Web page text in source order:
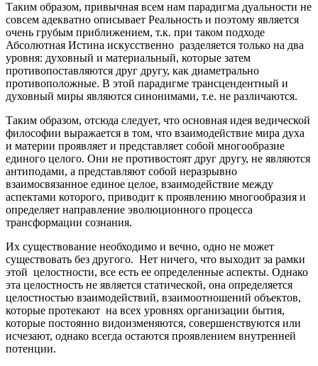
Таким образом, привычная всем нам парадигма дуальности не
совсем адекватно описывает Реальность и поэтому является
очень грубым приближением, т.к. при таком подходе
Абсолютная Истина искусственно разделяется только на два
уровня: духовный и материальный, которые затем
противопоставляются друг другу, как диаметрально
противоположные. В этой парадигме трансцендентный и
духовный миры являются синонимами, т.е. не различаются.
Таким образом, отсюда следует, что основная идея ведической
философии выражается в том, что взаимодействие мира духа
и материи проявляет и представляет собой многообразие
единого целого. Они не противостоят друг другу, не являются
антиподами, а представляют собой неразрывно
взаимосвязанное единое целое, взаимодействие между
аспектами которого, приводит к проявлению многообразия и
определяет направление эволюционного процесса
трансформации сознания.
Их существование необходимо и вечно, одно не может
существовать без другого. Нет ничего, что выходит за рамки
этой целостности, все есть ее определенные аспекты. Однако
эта целостность не является статической, она определяется
целостностью взаимодействий, взаимоотношений объектов,
которые протекают на всех уровнях организации бытия,
которые постоянно видоизменяются, совершенствуются или
исчезают, однако всегда остаются проявлением внутренней
потенции.